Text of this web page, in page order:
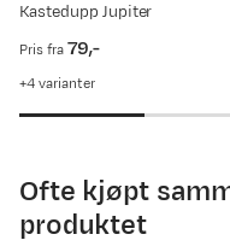
Kastedupp Jupiter
price
Pris fra79,-
4varianter
Ofte kjøpt
produktet